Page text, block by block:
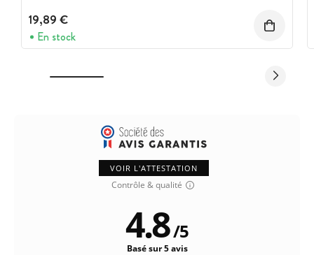
19,89 €
En stock
VOIR L'ATTESTATION
Contrôle & qualité
4.8/5
Basé sur 5 avis